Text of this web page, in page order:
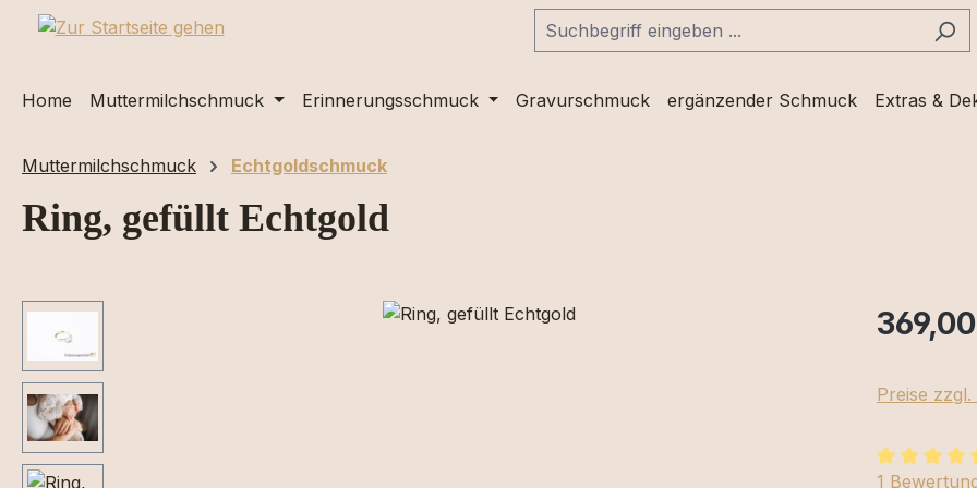
Hauptinhalt springen
Zur Suche springen
Zur Hauptnavigation springen
Home Muttermilchschmuck Erinnerungsschmuck Gravurschmuck ergänzender Schmuck Extras &
Muttermilchschmuck Echtgoldschmuck
Ring, gefüllt Echtgold
Bildergalerie überspringen
Preise
1